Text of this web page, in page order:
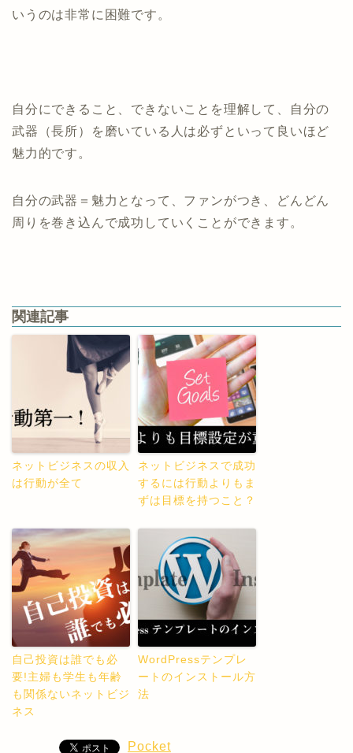
いうのは非常に困難です。
自分にできること、できないことを理解して、自分の
武器（長所）を磨いている人は必ずといって良いほど
魅力的です。
自分の武器＝魅力となって、ファンがつき、どんどん
周りを巻き込んで成功していくことができます。
関連記事
ネットビジネスの収入
は行動が全て
ネットビジネスで成功
するには行動よりもま
ずは目標を持つこと？
自己投資は誰でも必
要!主婦も学生も年齢
も関係ないネットビジ
ネス
WordPressテンプレ
ートのインストール方
法
Pocket